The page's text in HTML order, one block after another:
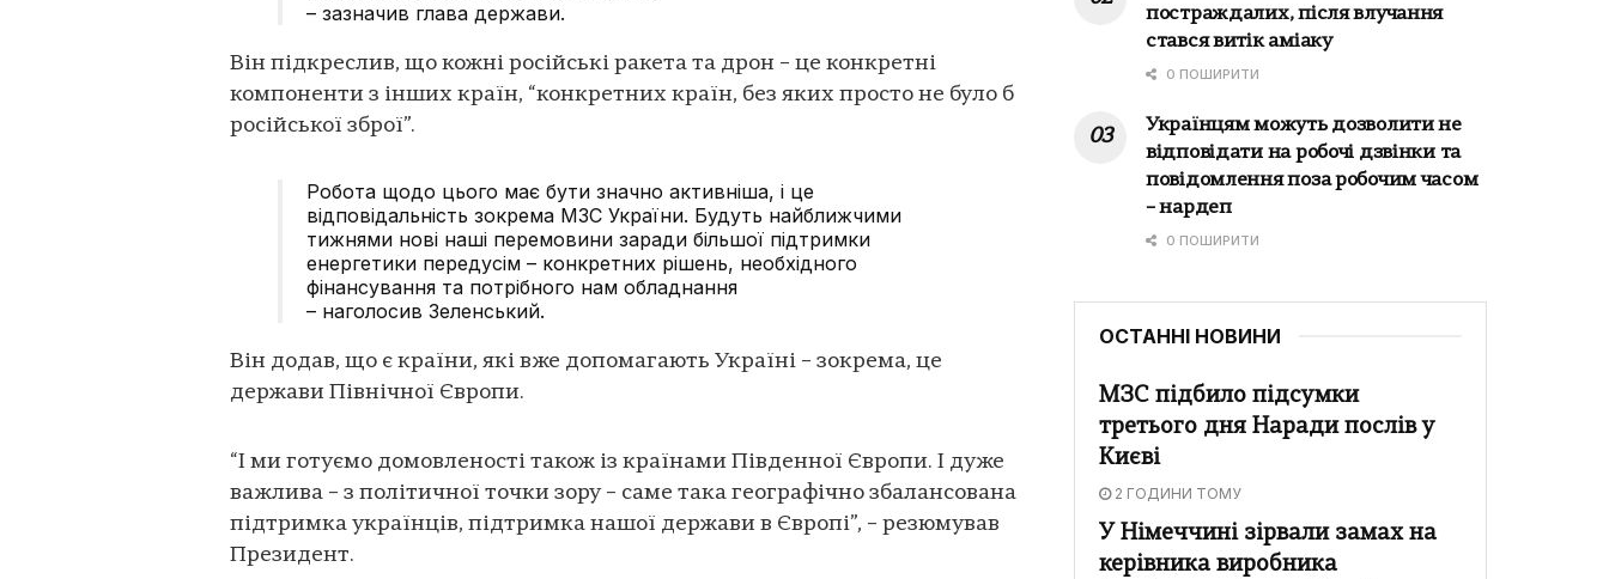
– зазначив глава держави.
Він підкреслив, що кожні російські ракета та дрон – це конкретні
компоненти з інших країн, “конкретних країн, без яких просто не було б
російської зброї”.
Робота щодо цього має бути значно активніша, і це
відповідальність зокрема МЗС України. Будуть найближчими
тижнями нові наші перемовини заради більшої підтримки
енергетики передусім – конкретних рішень, необхідного
фінансування та потрібного нам обладнання
– наголосив Зеленський.
Він додав, що є країни, які вже допомагають Україні – зокрема, це
держави Північної Європи.
“І ми готуємо домовленості також із країнами Південної Європи. І дуже
важлива – з політичної точки зору – саме така географічно збалансована
підтримка українців, підтримка нашої держави в Європі”, – резюмував
Президент.
постраждалих, після влучання
стався витік аміаку
0 ПОШИРИТИ
Українцям можуть дозволити не
відповідати на робочі дзвінки та
повідомлення поза робочим часом
– нардеп
0 ПОШИРИТИ
ОСТАННІ НОВИНИ
МЗС підбило підсумки
третього дня Наради послів у
Києві
2 ГОДИНИ ТОМУ
У Німеччині зірвали замах на
керівника виробника